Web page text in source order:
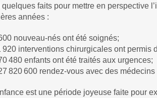
quelques faits pour mettre en perspective
années :
nouveau-nés ont été soignés;
920 interventions chirurgicales ont permis
480 enfants ont été traités aux urgences;
820 600 rendez-vous avec des
est une période joyeuse faite pour